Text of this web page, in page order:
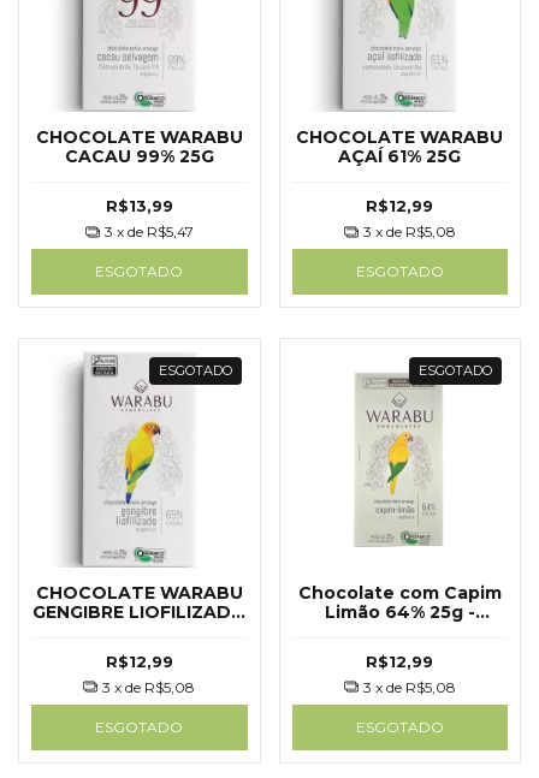
CHOCOLATE WARABU
CACAU 99% 25G
R$13,99
3 x de R$5,47
ESGOTADO
CHOCOLATE WARABU
AÇAÍ 61% 25G
R$12,99
3 x de R$5,08
ESGOTADO
ESGOTADO
CHOCOLATE WARABU
GENGIBRE LIOFILIZADO
R$12,99
3 x de R$5,08
ESGOTADO
ESGOTADO
Chocolate com Capim
Limão 64% 25g -
R$12,99
3 x de R$5,08
ESGOTADO